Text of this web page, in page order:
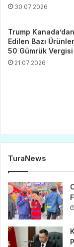
30.07.2026
Trump
Edilen Bazı
50 Gümrük
21.07.2026
TuraNews